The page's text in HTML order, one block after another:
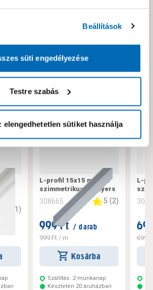
Beállítások
süti engedélyezése
Testre szabás
elengedhetetlen sütiket használja
1 )
L-profil 15x15 mm 1m
szimmetrikus alu nyers
308665 5 (2)
999 Ft / darab
999 Ft/ m
Kosárba
Szállítás: 2 munkanap
Készleten 20 áruházban
L-
699